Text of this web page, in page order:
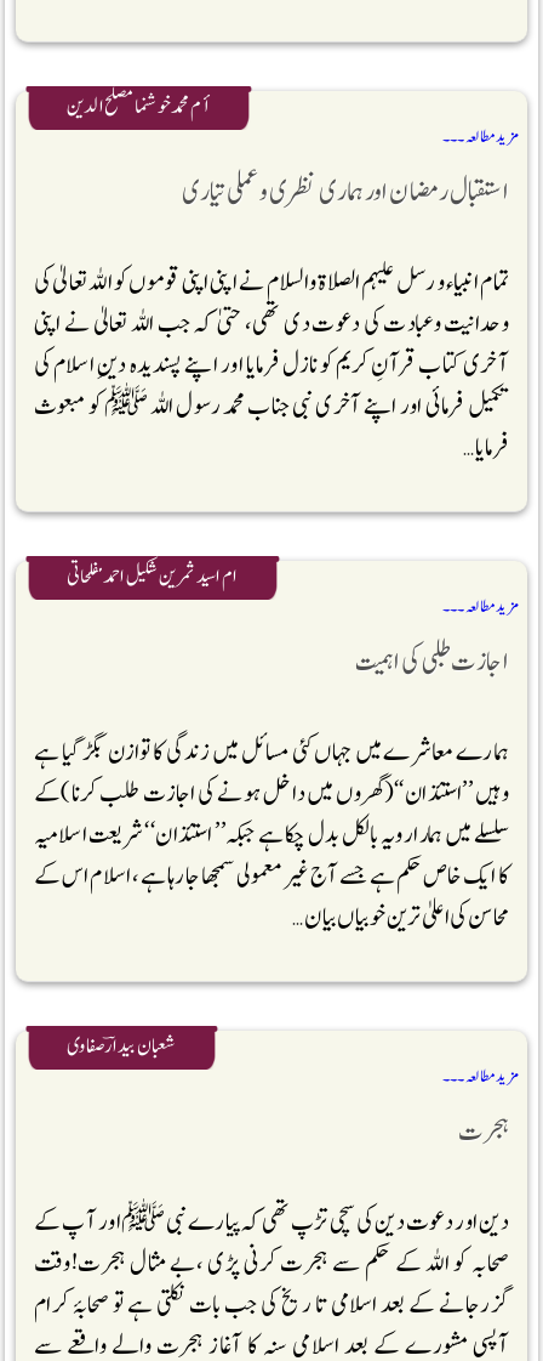
أم محمد خوشنما مصلح الدین
استقبال رمضان اور ہماری نظری وعملی تیاری
تمام انبیاء و رسل علیہم الصلاۃ والسلام نے اپنی اپنی قوموں کو اللہ تعالیٰ کی
وحدانیت وعبادت کی دعوت دی تھی، حتیٰ کہ جب اللہ تعالیٰ نے اپنی
آخری کتاب قرآنِ کریم کو نازل فرمایا اور اپنے پسندیدہ دینِ اسلام کی
تکمیل فرمائی اور اپنے آخری نبی جناب محمد رسول اللہ ﷺ کو مبعوث
فرمایا …
مزید مطالعہ ۔۔۔
ام اسید ثمرین شکیل احمد مفلحاتی
اجازت طلبی کی اہمیت
ہمارے معاشرے میں جہاں کئی مسائل میں زندگی کا توازن بگڑ گیا ہے
وہیں ’’استئذان‘‘(گھروں میں داخل ہونے کی اجازت طلب کرنا)کے
سلسلے میں ہمارا رویہ بالکل بدل چکا ہے جبکہ’’ استئذان‘‘ شریعت اسلامیہ
کا ایک خاص حکم ہے جسے آج غیر معمولی سمجھا جارہا ہے، اسلام اس کے
محاسن کی اعلیٰ ترین خوبیاں بیان …
مزید مطالعہ ۔۔۔
شعبان بیدارؔ صفاوی
ہجرت
دین اور دعوت دین کی سچی تڑپ تھی کہ پیارے نبی ﷺاور آ پ کے
صحابہ کو اللہ کے حکم سے ہجرت کرنی پڑی ،بے مثال ہجرت!وقت
گزرجانے کے بعد اسلامی تا ریخ کی جب بات نکلتی ہے تو صحابۂ کرام
آپسی مشورے کے بعد اسلامی سنہ کا آغاز ہجرت والے واقعے سے
مزید مطالعہ ۔۔۔